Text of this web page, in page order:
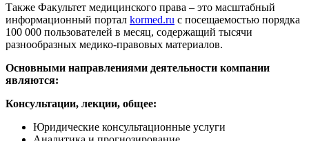
Также Факультет медицинского права – это масштабный
информационный портал kormed.ru с посещаемостью порядка
100 000 пользователей в месяц, содержащий тысячи
разнообразных медико-правовых материалов.
Основными направлениями деятельности компании
являются:
Консультации, лекции, общее:
Юридические консультационные услуги